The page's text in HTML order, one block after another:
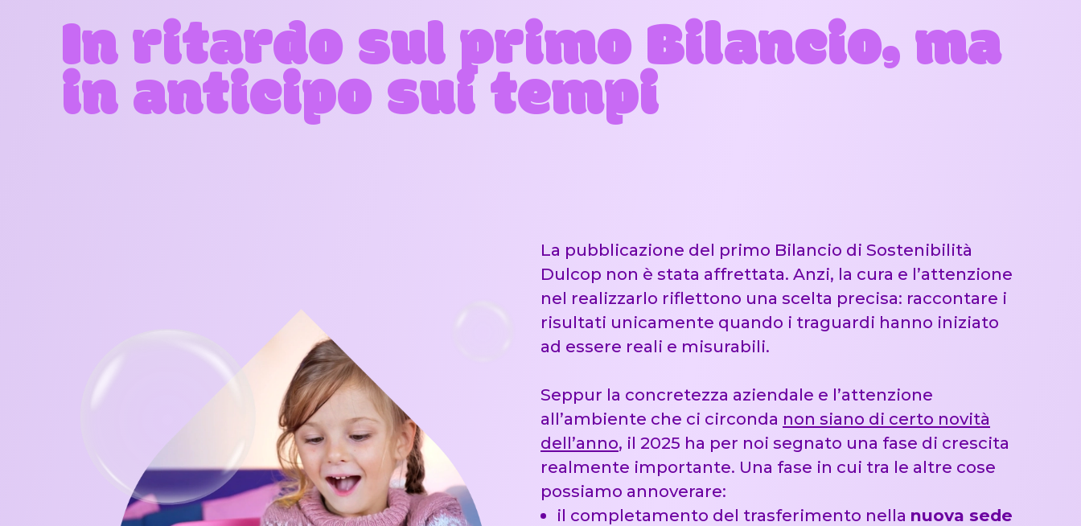
In ritardo sul primo Bilancio, ma
in anticipo sui tempi
La pubblicazione del primo Bilancio di Sostenibilità
Dulcop non è stata affrettata. Anzi, la cura e l’attenzione
nel realizzarlo riflettono una scelta precisa: raccontare i
risultati unicamente quando i traguardi hanno iniziato
ad essere reali e misurabili.
Seppur la concretezza aziendale e l’attenzione
all’ambiente che ci circonda non siano di certo novità
dell’anno, il 2025 ha per noi segnato una fase di crescita
realmente importante. Una fase in cui tra le altre cose
possiamo annoverare:
il completamento del trasferimento nella nuova sede